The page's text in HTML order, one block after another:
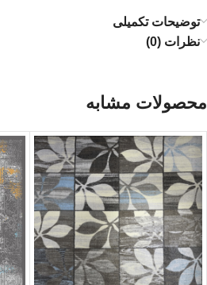
توضیحات تکمیلی
نظرات (0)
محصولات مشابه